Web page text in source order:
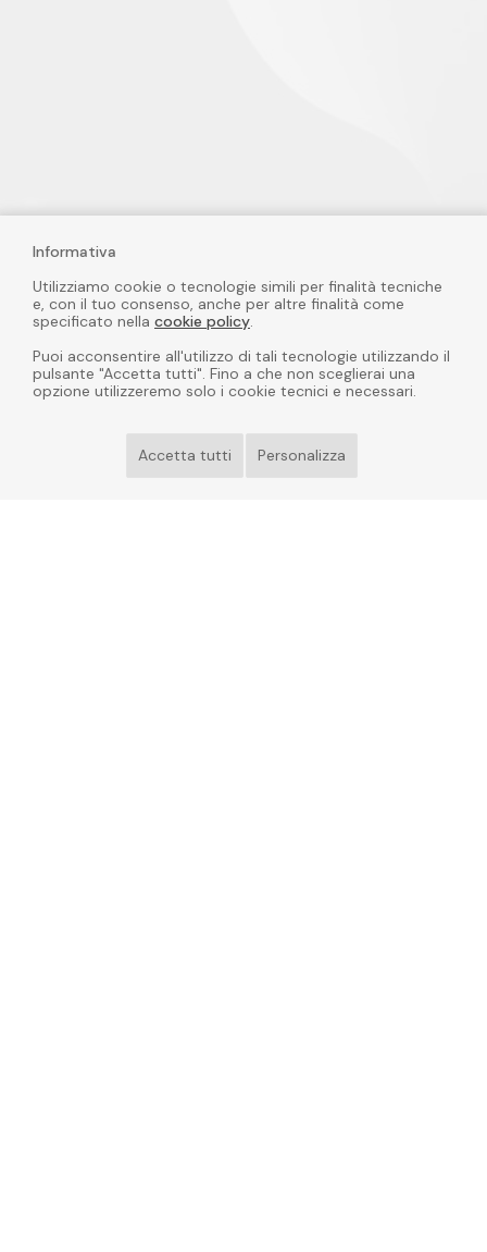
Informativa
Utilizziamo cookie o tecnologie simili per finalità tecniche
e, con il tuo consenso, anche per altre finalità come
specificato nella cookie policy.
Puoi acconsentire all'utilizzo di tali tecnologie utilizzando il
pulsante "Accetta tutti". Fino a che non sceglierai una
opzione utilizzeremo solo i cookie tecnici e necessari.
Accetta tutti Personalizza